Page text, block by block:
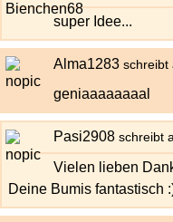
super Idee...
Alma1283 schreibt
geniaaaaaaaal
Pasi2908 schreibt
Vielen lieben
Deine Bumis fantastisch